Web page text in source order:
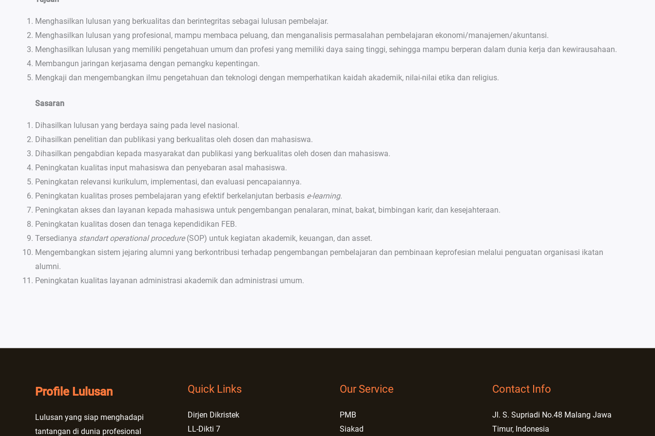
Menghasilkan lulusan yang berkualitas dan berintegritas sebagai lulusan pembelajar.
Menghasilkan lulusan yang profesional, mampu membaca peluang, dan menganalisis permasalahan pembelajaran ekonomi/manajemen/akuntansi.
Menghasilkan lulusan yang memiliki pengetahuan umum dan profesi yang memiliki daya saing tinggi, sehingga mampu berperan dalam dunia kerja dan kewirausahaan.
Membangun jaringan kerjasama dengan pemangku kepentingan.
Mengkaji dan mengembangkan ilmu pengetahuan dan teknologi dengan memperhatikan kaidah akademik, nilai-nilai etika dan religius.
Sasaran
Dihasilkan lulusan yang berdaya saing pada level nasional.
Dihasilkan penelitian dan publikasi yang berkualitas oleh dosen dan mahasiswa.
Dihasilkan pengabdian kepada masyarakat dan publikasi yang berkualitas oleh dosen dan mahasiswa.
Peningkatan kualitas input mahasiswa dan penyebaran asal mahasiswa.
Peningkatan relevansi kurikulum, implementasi, dan evaluasi pencapaiannya.
Peningkatan kualitas proses pembelajaran yang efektif berkelanjutan berbasis e-learning.
Peningkatan akses dan layanan kepada mahasiswa untuk pengembangan penalaran, minat, bakat, bimbingan karir, dan kesejahteraan.
Peningkatan kualitas dosen dan tenaga kependidikan FEB.
Tersedianya standart operational procedure(SOP) untuk kegiatan akademik, keuangan, dan asset.
Mengembangkan sistem jejaring alumni yang berkontribusi terhadap pengembangan pembelajaran dan pembinaan keprofesian melalui penguatan organisasi ikatan
alumni.
Peningkatan kualitas layanan administrasi akademik dan administrasi umum.
Profile Lulusan
Lulusan yang siap menghadapi
tantangan di dunia profesional
Quick Links
Dirjen Dikristek
LL-Dikti 7
Our Service
PMB
Siakad
Contact Info
Jl. S. Supriadi No.48 Malang Jawa
Timur, Indonesia